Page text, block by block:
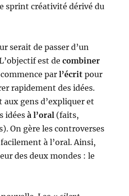
sprint créativité dérivé du
serait de passer d’un
est decombiner
commence parl’écrit pour
rapidement des idées.
gens d’expliquer et
idéesà l’oral (faits,
On gère les controverses
à l’oral. Ainsi,
des deux mondes : le